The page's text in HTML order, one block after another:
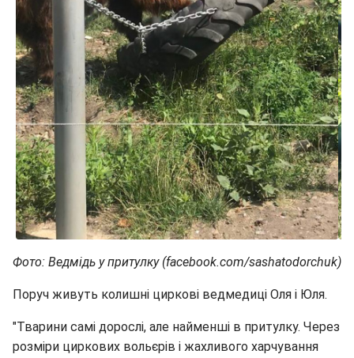
Фото: Ведмідь у притулку (facebook.com/sashatodorchuk)
Поруч живуть колишні циркові ведмедиці Оля і Юля.
"Тварини самі дорослі, але найменші в притулку. Через
розміри циркових вольєрів і жахливого харчування